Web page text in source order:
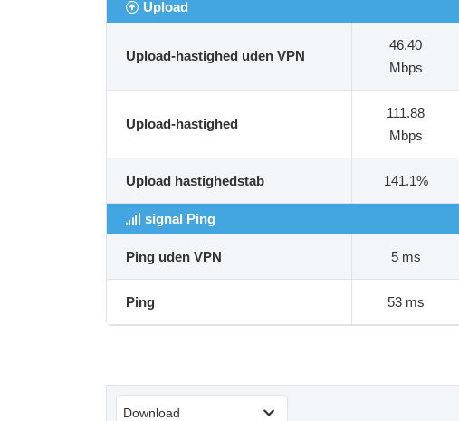
Upload
Upload-hastighed uden VPN
46.40
Mbps
Upload-hastighed
111.88
Mbps
Upload hastighedstab 141.1%
signal Ping
Ping uden VPN 5 ms
Ping 53 ms
Download